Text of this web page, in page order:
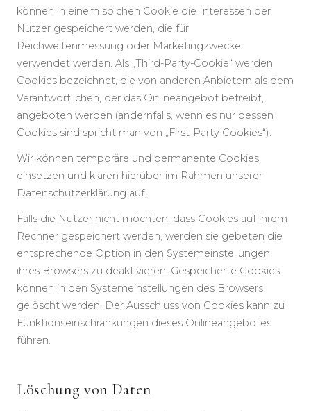
können in einem solchen Cookie die Interessen der
Nutzer gespeichert werden, die für
Reichweitenmessung oder Marketingzwecke
verwendet werden. Als „Third-Party-Cookie“ werden
Cookies bezeichnet, die von anderen Anbietern als dem
Verantwortlichen, der das Onlineangebot betreibt,
angeboten werden (andernfalls, wenn es nur dessen
Cookies sind spricht man von „First-Party Cookies“).
Wir können temporäre und permanente Cookies
einsetzen und klären hierüber im Rahmen unserer
Datenschutzerklärung auf.
Falls die Nutzer nicht möchten, dass Cookies auf ihrem
Rechner gespeichert werden, werden sie gebeten die
entsprechende Option in den Systemeinstellungen
ihres Browsers zu deaktivieren. Gespeicherte Cookies
können in den Systemeinstellungen des Browsers
gelöscht werden. Der Ausschluss von Cookies kann zu
Funktionseinschränkungen dieses Onlineangebotes
führen.
Löschung von Daten